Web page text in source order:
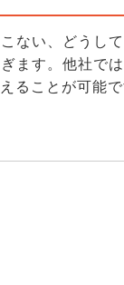
ない、どうし
ます。他社で
ることが可能で